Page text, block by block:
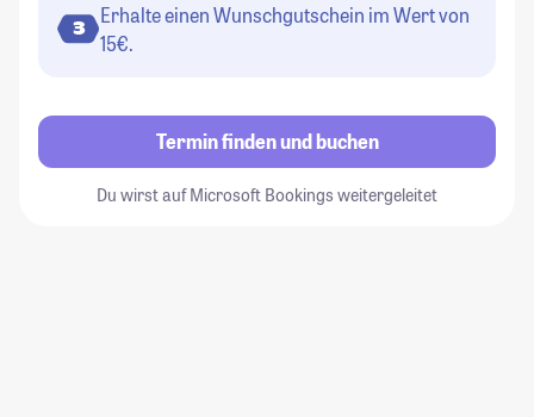
3
Erhalte einen Wunschgutschein im Wert von
15€.
Termin finden und buchen
Du wirst auf Microsoft Bookings weitergeleitet